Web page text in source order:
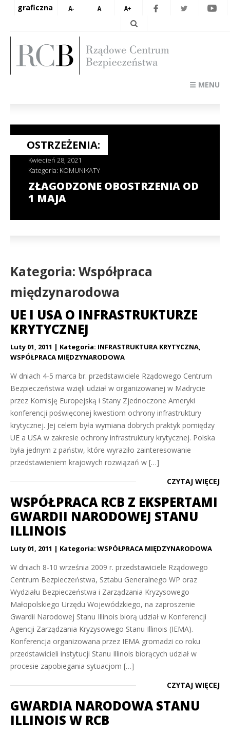
graficzna
☰ MENU
OSTRZEŻENIA:
Kwiecień 28, 2021
Kategoria: KOMUNIKATY
ZŁAGODZONE OBOSTRZENIA OD
1 MAJA
Kategoria: Współpraca
międzynarodowa
UE I USA O INFRASTRUKTURZE
KRYTYCZNEJ
Luty 01, 2011 Kategoria: INFRASTRUKTURA KRYTYCZNA,
WSPÓŁPRACA MIĘDZYNARODOWA
W dniach 4-5 marca br. przedstawiciele Rządowego Centrum
Bezpieczeństwa wzięli udział w organizowanej w Madrycie
przez Komisję Europejską i Stany Zjednoczone Ameryki
konferencji poświęconej kwestiom ochrony infrastruktury
krytycznej. Jej celem była wymiana dobrych praktyk pomiędzy
UE a USA w zakresie ochrony infrastruktury krytycznej. Polska
była jednym z państw, które wyraziło zainteresowanie
przedstawieniem krajowych rozwiązań w […]
CZYTAJ WIĘCEJ
WSPÓŁPRACA RCB Z EKSPERTAMI
GWARDII NARODOWEJ STANU
ILLINOIS
Luty 01, 2011 Kategoria: WSPÓŁPRACA MIĘDZYNARODOWA
W dniach 8-10 września 2009 r. przedstawiciele Rządowego
Centrum Bezpieczeństwa, Sztabu Generalnego WP oraz
Wydziału Bezpieczeństwa i Zarządzania Kryzysowego
Małopolskiego Urzędu Wojewódzkiego, na zaproszenie
Gwardii Narodowej Stanu Illinois biorą udział w Konferencji
Agencji Zarządzania Kryzysowego Stanu Illinois (IEMA).
Konferencja organizowana przez IEMA gromadzi co roku
przedstawicieli instytucji Stanu Illinois biorących udział w
procesie zapobiegania sytuacjom […]
CZYTAJ WIĘCEJ
GWARDIA NARODOWA STANU
ILLINOIS W RCB